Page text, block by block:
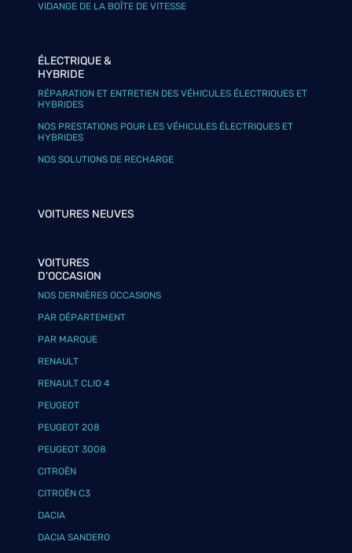
VIDANGE DE LA BOÎTE DE VITESSE
ÉLECTRIQUE &
HYBRIDE
RÉPARATION ET ENTRETIEN DES VÉHICULES ÉLECTRIQUES ET
HYBRIDES
NOS PRESTATIONS POUR LES VÉHICULES ÉLECTRIQUES ET
HYBRIDES
NOS SOLUTIONS DE RECHARGE
VOITURES NEUVES
VOITURES
D'OCCASION
NOS DERNIÈRES OCCASIONS
PAR DÉPARTEMENT
PAR MARQUE
RENAULT
RENAULT CLIO 4
PEUGEOT
PEUGEOT 208
PEUGEOT 3008
CITROËN
CITROËN C3
DACIA
DACIA SANDERO